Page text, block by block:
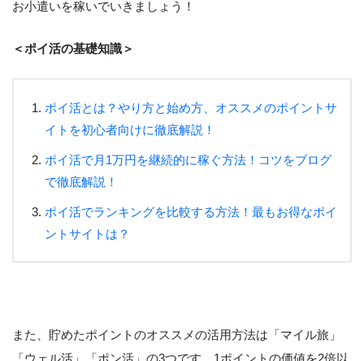
お小遣いを稼いでいきましょう！
＜ポイ活の基礎知識＞
ポイ活とは？やり方と始め方、オススメのポイントサ
イトを初心者向けに徹底解説！
ポイ活で月1万円を継続的に稼ぐ方法！コツをブログ
で徹底解説！
ポイ活でランキングを比較する方法！最もお得なポイ
ントサイトは？
また、貯めたポイントのオススメの活用方法は「マイル旅」